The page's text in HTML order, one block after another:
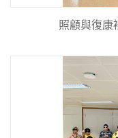
照顧與復康